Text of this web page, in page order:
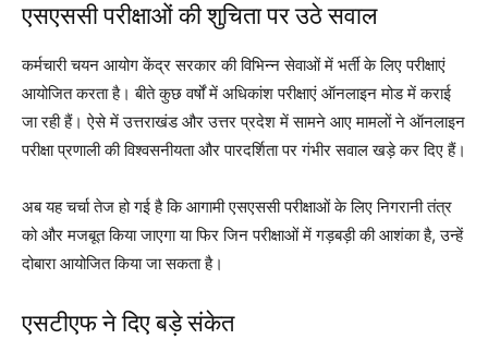
एसएससी परीक्षाओं की शुचिता पर उठे सवाल
कर्मचारी चयन आयोग केंद्र सरकार की विभिन्न सेवाओं में भर्ती के लिए परीक्षाएं
आयोजित करता है। बीते कुछ वर्षों में अधिकांश परीक्षाएं ऑनलाइन मोड में कराई
जा रही हैं। ऐसे में उत्तराखंड और उत्तर प्रदेश में सामने आए मामलों ने ऑनलाइन
परीक्षा प्रणाली की विश्वसनीयता और पारदर्शिता पर गंभीर सवाल खड़े कर दिए हैं।
अब यह चर्चा तेज हो गई है कि आगामी एसएससी परीक्षाओं के लिए निगरानी तंत्र
को और मजबूत किया जाएगा या फिर जिन परीक्षाओं में गड़बड़ी की आशंका है, उन्हें
दोबारा आयोजित किया जा सकता है।
एसटीएफ ने दिए बड़े संकेत